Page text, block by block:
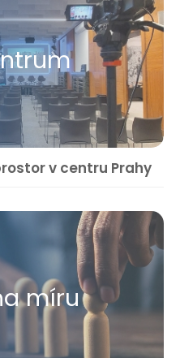
v centru Prahy
míru